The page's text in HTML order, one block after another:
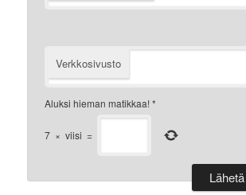
Verkkosivusto
Aluksi hieman matikkaa!*
7 × viisi =